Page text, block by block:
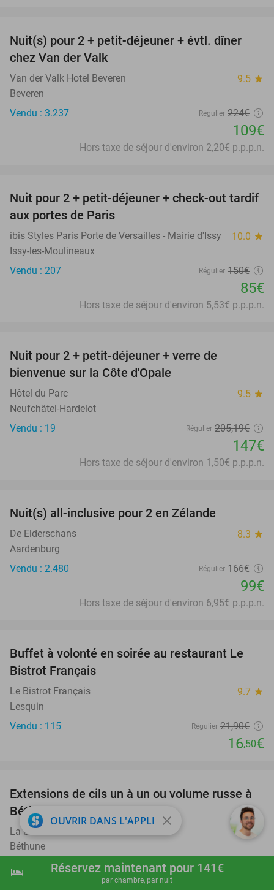
shopping_cart Réserver maintenant
hotel Réservez maintenant pour 141€
par chambre, par nuit
51%
Nuit(s) pour 2 + petit-déjeuner + évtl. dîner
chez Van der Valk
Van der Valk Hotel Beveren 9.5 star
Beveren
Vendu : 3.237
Régulier 224€
109€
Hors taxe de séjour d'environ 2,20€ p.p.p.n.
43%
Nuit pour 2 + petit-déjeuner + check-out tardif
aux portes de Paris
ibis Styles Paris Porte de Versailles - Mairie d'Issy 10.0 star
Issy-les-Moulineaux
Vendu : 207
Régulier 150€
85€
Hors taxe de séjour d'environ 5,53€ p.p.p.n.
Nuit pour 2 + petit-déjeuner + verre de
bienvenue sur la Côte d'Opale
Hôtel du Parc 9.5 star
Neufchâtel-Hardelot
Vendu : 19
Régulier 205,19€
147€
Hors taxe de séjour d'environ 1,50€ p.p.p.n.
Nuit(s) all-inclusive pour 2 en Zélande
De Elderschans 8.3 star
Aardenburg
Vendu : 2.480
Régulier 166€
99€
Hors taxe de séjour d'environ 6,95€ p.p.p.n.
25%
Buffet à volonté en soirée au restaurant Le
Bistrot Français
Le Bistrot Français 9.7 star
Lesquin
Vendu : 115
Régulier 21,90€
16,50€
42%
Extensions de cils un à un ou volume russe à
Béthune
La beauté de Celeste
Béthune
Vendu : 7
Régulier
OUVRIR DANS L'APPLI close